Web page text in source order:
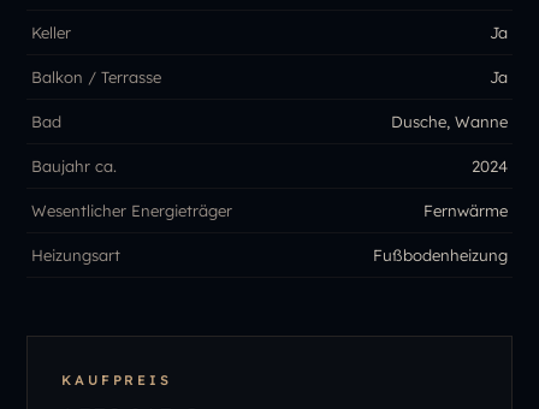
Keller Ja
Balkon / Terrasse Ja
Bad Dusche, Wanne
Baujahr ca. 2024
Wesentlicher Energieträger Fernwärme
Heizungsart Fußbodenheizung
KAUFPREIS